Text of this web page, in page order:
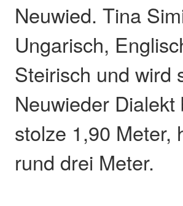
Neuwied. Tina
Ungarisch,
Steirisch und wird
Neuwieder
stolze 1,90 Meter,
rund drei Meter.